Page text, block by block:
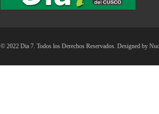
© 2022 Dia 7. Todos los Derechos Reservados. Designed by